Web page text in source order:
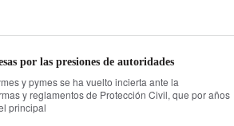
por las presiones de autoridades
y pymes se ha vuelto incierta ante la
y reglamentos de Protección Civil, que por años
principal